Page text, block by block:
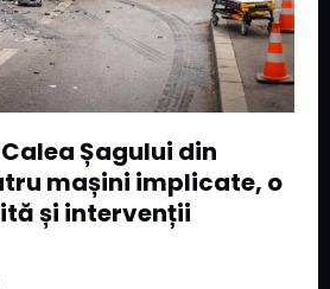
Șagului din
mașini implicate, o
și intervenții